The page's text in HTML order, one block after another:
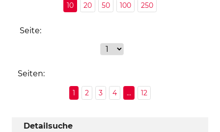
10 20 50 100 250
Seite:
Seiten:
1 2 3 4 ... 12
Detailsuche